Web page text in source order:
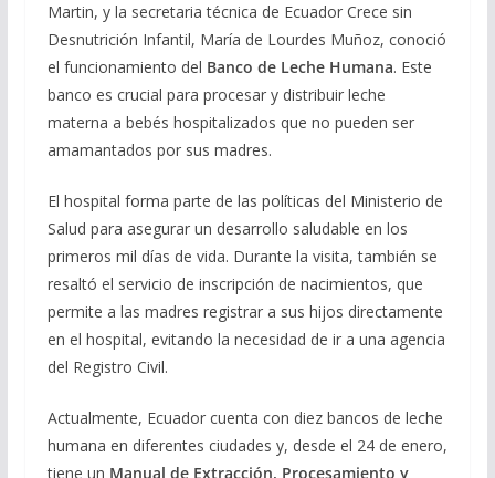
Martin, y la secretaria técnica de Ecuador Crece sin
Desnutrición Infantil, María de Lourdes Muñoz, conoció
el funcionamiento del Banco de Leche Humana. Este
banco es crucial para procesar y distribuir leche
materna a bebés hospitalizados que no pueden ser
amamantados por sus madres.
El hospital forma parte de las políticas del Ministerio de
Salud para asegurar un desarrollo saludable en los
primeros mil días de vida. Durante la visita, también se
resaltó el servicio de inscripción de nacimientos, que
permite a las madres registrar a sus hijos directamente
en el hospital, evitando la necesidad de ir a una agencia
del Registro Civil.
Actualmente, Ecuador cuenta con diez bancos de leche
humana en diferentes ciudades y, desde el 24 de enero,
tiene un Manual de Extracción, Procesamiento y